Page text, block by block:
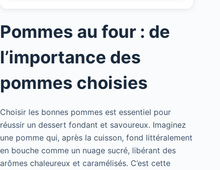
Pommes au four : de
l’importance des
pommes choisies
Choisir les bonnes pommes est essentiel pour
réussir un dessert fondant et savoureux. Imaginez
une pomme qui, après la cuisson, fond littéralement
en bouche comme un nuage sucré, libérant des
arômes chaleureux et caramélisés. C’est cette